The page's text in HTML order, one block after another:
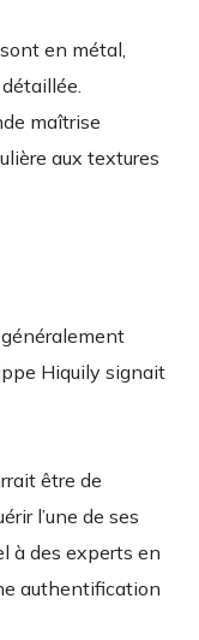
en métal,
maîtrise
aux textures
Hiquily signait
être de
l’une de ses
à des experts en
authentification